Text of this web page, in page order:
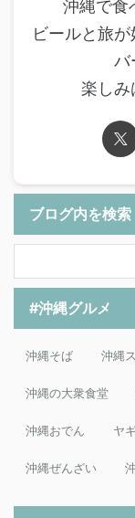
沖縄で食
ビールと旅
バ
楽しみ
ブログ内を検索
#沖縄グルメ
沖縄そば 沖縄
沖縄の大衆食堂
沖縄おでん ヤ
沖縄ぜんざい